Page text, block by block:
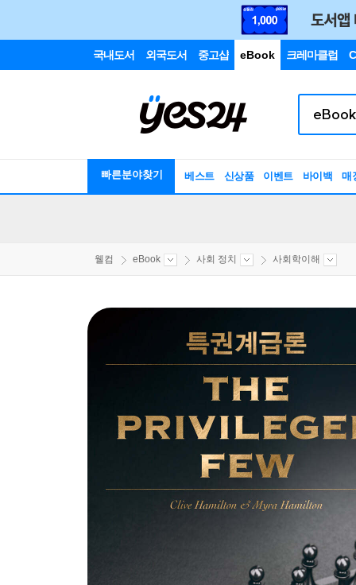
국내도서 외국도서 중고샵 eBook 크레마클럽
빠른분야찾기 베스트 신상품 이벤트 바이백 매
웰컴 eBook 사회 정치 사회학이해